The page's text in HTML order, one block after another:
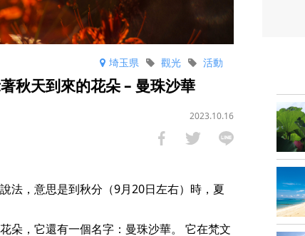
埼玉県 活動
觀光
秋天到來的花朵 – 曼珠沙華
2023.10.16
法，意思是到秋分（9月20日左右）時，夏
朵，它還有一個名字：曼珠沙華。 它在梵文